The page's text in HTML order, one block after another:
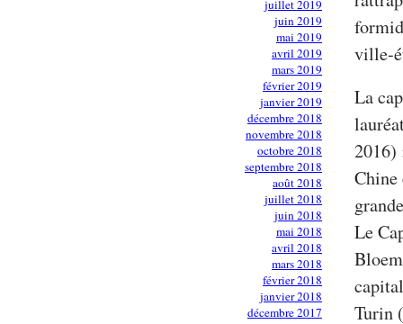
juillet 2019
juin 2019
mai 2019
avril 2019
mars 2019
février 2019
janvier 2019
décembre 2018
novembre 2018
octobre 2018
septembre 2018
août 2018
juillet 2018
juin 2018
mai 2018
avril 2018
mars 2018
février 2018
janvier 2018
décembre 2017
ville-
La
2016)
Chine
Le
Turin